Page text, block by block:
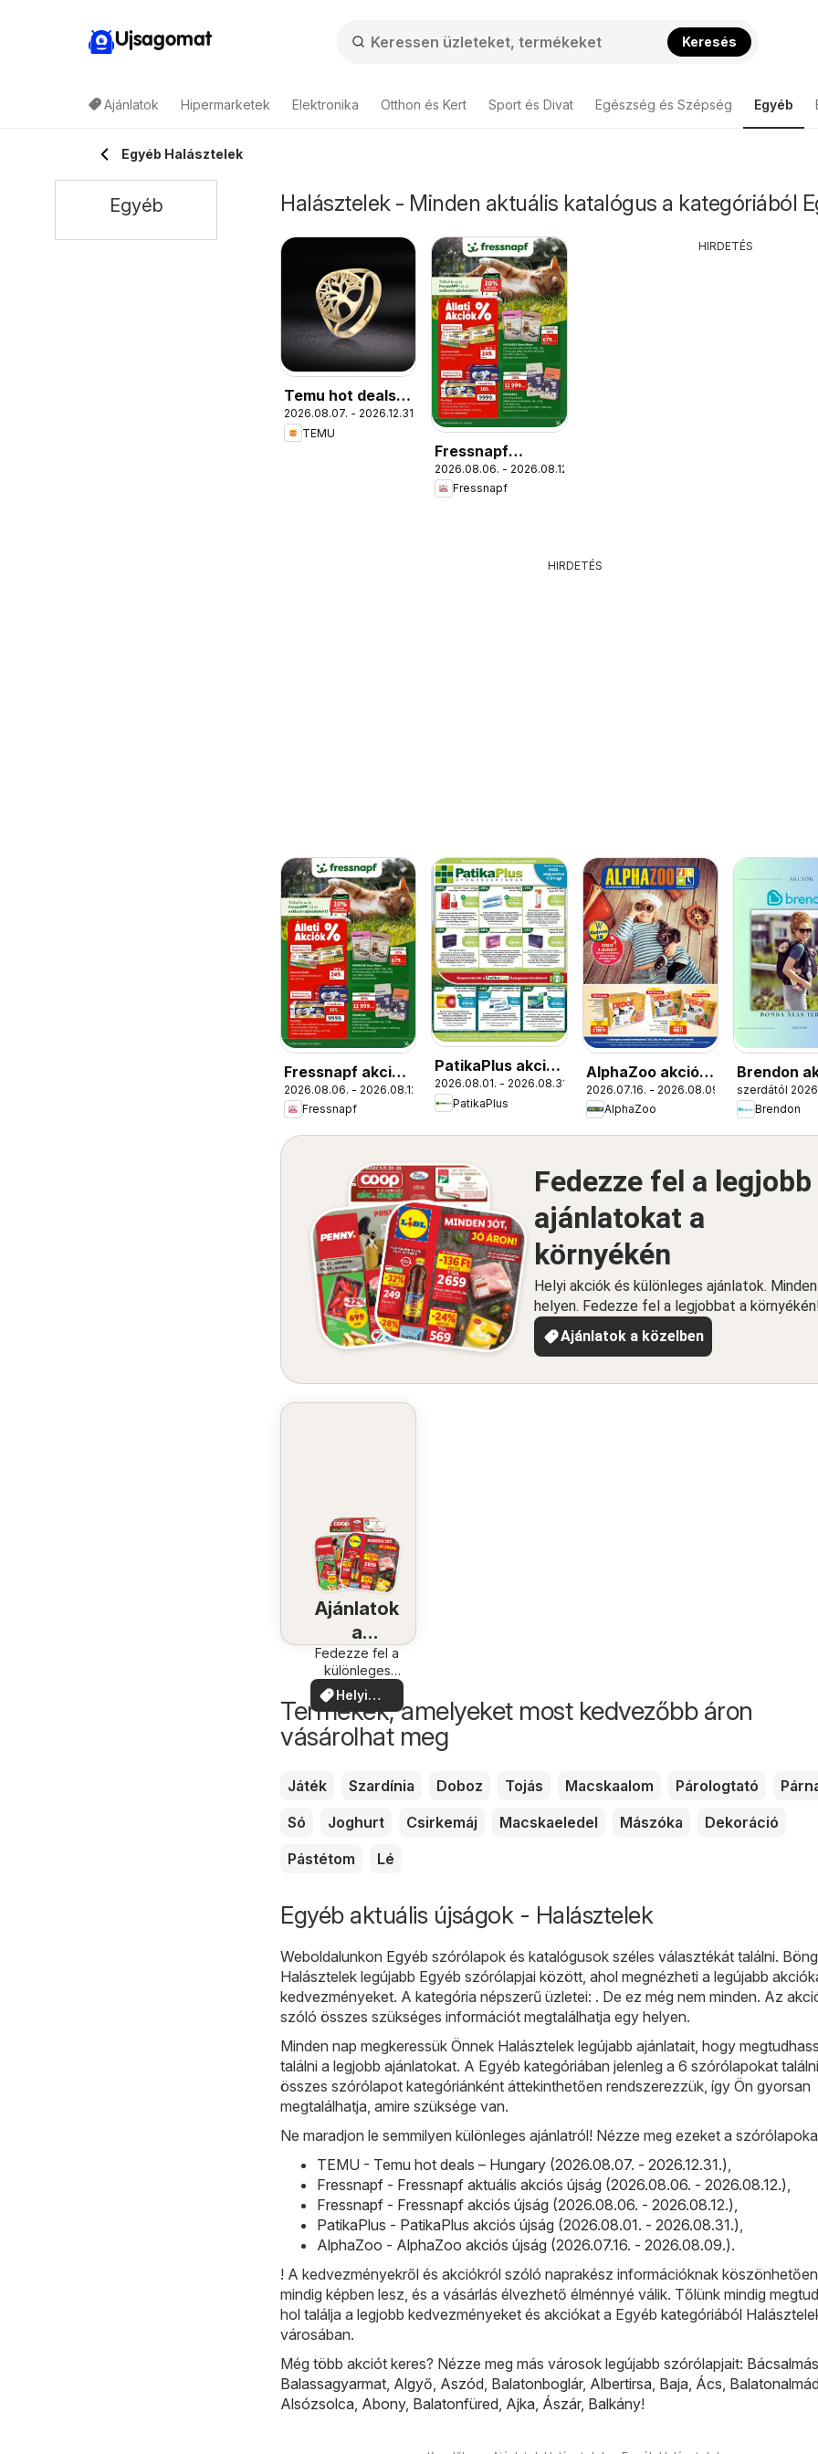
Ujsagomat Keresés
Ajánlatok Hipermarketek Elektronika Otthon és Kert Sport és Divat Egészség és Szépség Egyéb
Egyéb Halásztelek
Halásztelek - Minden aktuális katalógus a kategóriából
Temu hot deals –
Hungary
2026.08.07. - 2026.12.31.
TEMU
Fressnapf
aktuális akciós
újság
2026.08.06. - 2026.08.12.
Fressnapf
HIRDETÉS
HIRDETÉS
Fressnapf akciós
újság
2026.08.06. - 2026.08.12.
Fressnapf
PatikaPlus akciós
újság
2026.08.01. - 2026.08.31.
PatikaPlus
AlphaZoo akciós
újság
2026.07.16. - 2026.08.09.
AlphaZoo
Brendon
újság
szerdától
Brendon
Fedezze fel a legjobb
ajánlatokat a
környékén
Helyi akciók és különleges ajánlatok.
helyen. Fedezze fel a legjobbat a
Ajánlatok a közelben
Ajánlatok
a
közelében
Fedezze fel a
különleges
ajánlatokat
Helyi
ajánlatok
Termékek, amelyeket most kedvezőbb áron
vásárolhat meg
Játék Szardínia Doboz Tojás Macskaalom Párologtató
Só
Joghurt Csirkemáj Macskaeledel Mászóka
Dekoráció
Pástétom
Lé
Egyéb aktuális újságok - Halásztelek
Weboldalunkon Egyéb szórólapok és katalógusok széles választékát találni.
Halásztelek legújabb Egyéb szórólapjai között, ahol megnézheti a legújabb
kedvezményeket. A kategória népszerű üzletei: . De ez még nem minden. Az
szóló összes szükséges információt megtalálhatja egy helyen.
Minden nap megkeressük Önnek Halásztelek legújabb ajánlatait, hogy
találni a legjobb ajánlatokat. A Egyéb kategóriában jelenleg a 6 szórólapokat
összes szórólapot kategóriánként áttekinthetően rendszerezzük, így Ön gyorsan
megtalálhatja, amire szüksége van.
Ne maradjon le semmilyen különleges ajánlatról! Nézze meg ezeket a
TEMU - Temu hot deals – Hungary (2026.08.07. - 2026.12.31.),
Fressnapf - Fressnapf aktuális akciós újság (2026.08.06. - 2026.08.12.),
Fressnapf - Fressnapf akciós újság (2026.08.06. - 2026.08.12.),
PatikaPlus - PatikaPlus akciós újság (2026.08.01. - 2026.08.31.),
AlphaZoo - AlphaZoo akciós újság (2026.07.16. - 2026.08.09.).
! A kedvezményekről és akciókról szóló naprakész információknak
mindig képben lesz, és a vásárlás élvezhető élménnyé válik. Tőlünk mindig
hol találja a legjobb kedvezményeket és akciókat a Egyéb kategóriából
városában.
Még több akciót keres? Nézze meg más városok legújabb szórólapjait: Bácsalmás
Balassagyarmat, Algyő, Aszód, Balatonboglár, Albertirsa, Baja, Ács,
Alsózsolca, Abony, Balatonfüred, Ajka, Ászár, Balkány!
Egyéb